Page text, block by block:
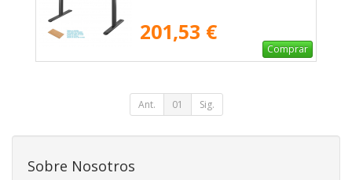
201,53 €
Comprar
Ant. 01 Sig.
Sobre Nosotros